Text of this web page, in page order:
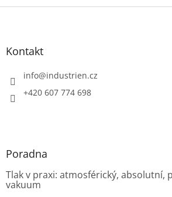
Z
Kontakt
info@industrien.cz
+420 607 774 698
Poradna
Tlak v praxi: atmosférický, absolutní,
vakuum